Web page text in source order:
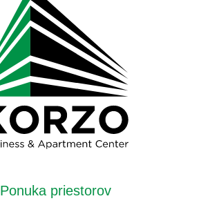
Ponuka priestorov